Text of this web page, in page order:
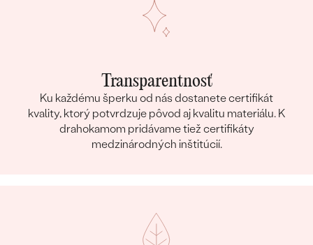
Transparentnosť
Ku každému šperku od nás dostanete certifikát
kvality, ktorý potvrdzuje pôvod aj kvalitu materiálu. K
drahokamom pridávame tiež certifikáty
medzinárodných inštitúcií.